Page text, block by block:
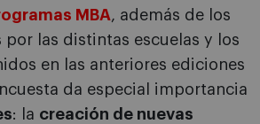
MBA, además de los
las distintas escuelas y los
en las anteriores ediciones
da especial importancia
: la creación de nuevas